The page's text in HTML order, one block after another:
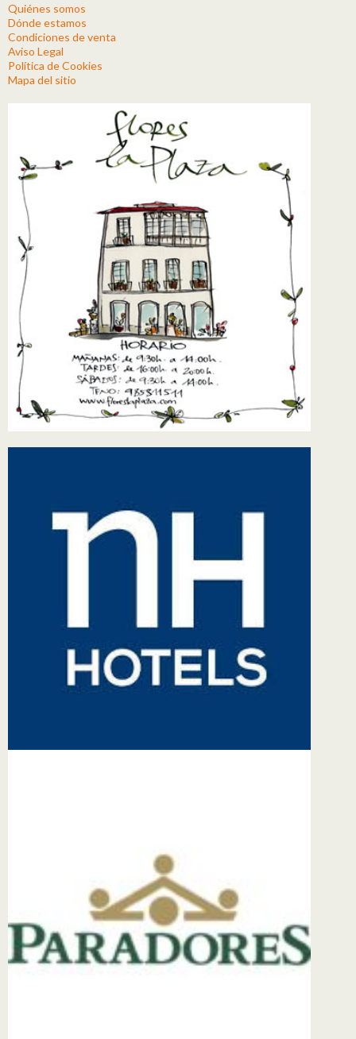
Quiénes somos
Dónde estamos
Condiciones de venta
Aviso Legal
Política de Cookies
Mapa del sitio